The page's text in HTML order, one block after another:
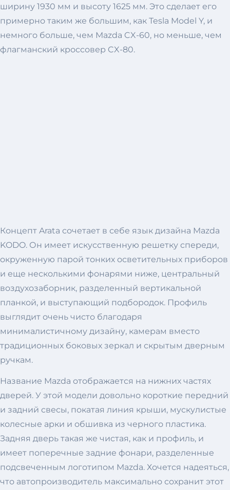
ширину 1930 мм и высоту 1625 мм. Это сделает его
примерно таким же большим, как Tesla Model Y, и
немного больше, чем Mazda CX-60, но меньше, чем
флагманский кроссовер CX-80.
Концепт Arata сочетает в себе язык дизайна Mazda
KODO. Он имеет искусственную решетку спереди,
окруженную парой тонких осветительных приборов
и еще несколькими фонарями ниже, центральный
воздухозаборник, разделенный вертикальной
планкой, и выступающий подбородок. Профиль
выглядит очень чисто благодаря
минималистичному дизайну, камерам вместо
традиционных боковых зеркал и скрытым дверным
ручкам.
Название Mazda отображается на нижних частях
дверей. У этой модели довольно короткие передний
и задний свесы, покатая линия крыши, мускулистые
колесные арки и обшивка из черного пластика.
Задняя дверь такая же чистая, как и профиль, и
имеет поперечные задние фонари, разделенные
подсвеченным логотипом Mazda. Хочется надеяться,
что автопроизводитель максимально сохранит этот